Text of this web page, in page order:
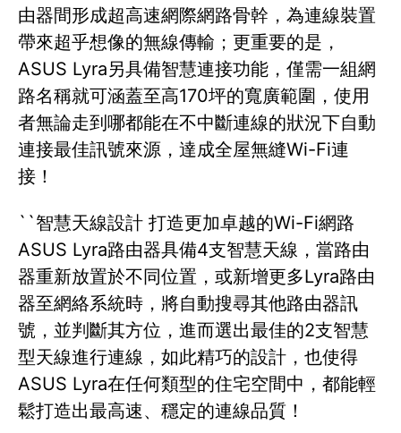
由器間形成超高速網際網路骨幹，為連線裝置
帶來超乎想像的無線傳輸；更重要的是，
ASUS Lyra另具備智慧連接功能，僅需一組網
路名稱就可涵蓋至高170坪的寬廣範圍，使用
者無論走到哪都能在不中斷連線的狀況下自動
連接最佳訊號來源，達成全屋無縫Wi-Fi連
接！
``智慧天線設計 打造更加卓越的Wi-Fi網路
ASUS Lyra路由器具備4支智慧天線，當路由
器重新放置於不同位置，或新增更多Lyra路由
器至網絡系統時，將自動搜尋其他路由器訊
號，並判斷其方位，進而選出最佳的2支智慧
型天線進行連線，如此精巧的設計，也使得
ASUS Lyra在任何類型的住宅空間中，都能輕
鬆打造出最高速、穩定的連線品質！